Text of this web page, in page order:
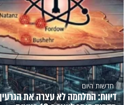
חדשות היום
דיווח: המלחמה לא עצרה את